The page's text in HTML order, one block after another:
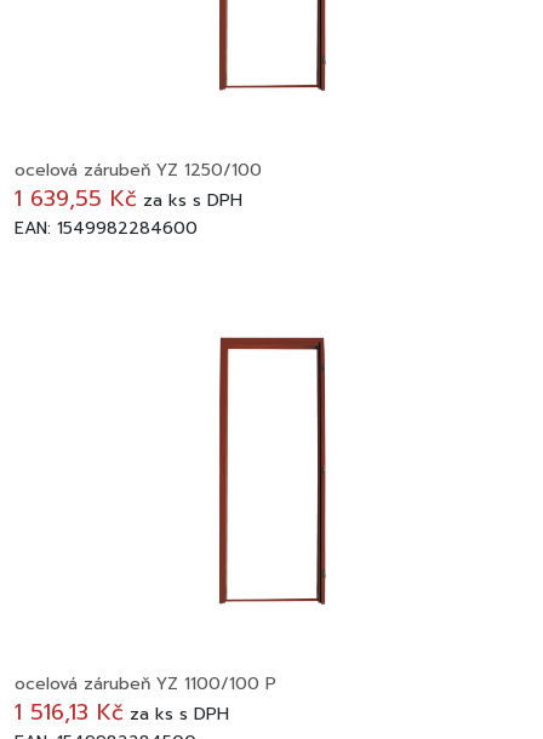
ocelová zárubeň YZ 1250/100
1 639,55 Kč za ks s DPH
EAN: 1549982284600
ocelová zárubeň YZ 1100/100 P
1 516,13 Kč za ks s DPH